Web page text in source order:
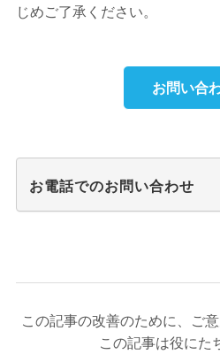
じめご了承ください。
お問い合
お電話でのお問い合わせ
この記事の改善のために、ご
この記事は役にた